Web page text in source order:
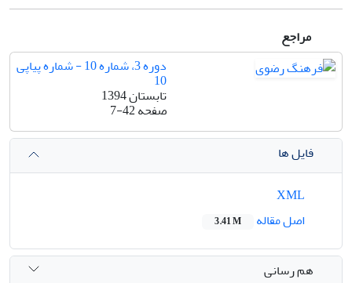
مراجع
دوره 3، شماره 10 - شماره پیاپی
10
تابستان 1394
صفحه7-42
فایل ها
اصل مقاله
3.41 M
هم رسانی